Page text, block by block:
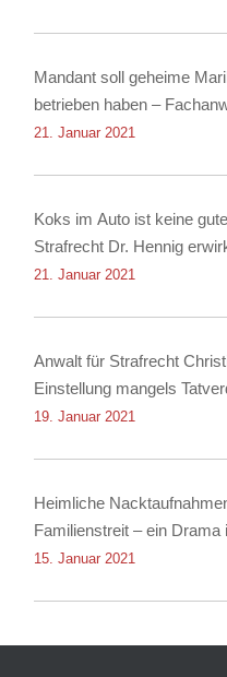
Mandant soll geheime
betrieben haben –
erwirkt Einstellung
21. Januar 2021
Koks im Auto ist keine gute Idee! –
Strafrecht Dr. Hennig
Besitzes von Kokain!
21. Januar 2021
Anwalt für Strafrecht
Einstellung mangels
Nachstellung
19. Januar 2021
Heimliche
Familienstreit – ein
Verfahrens dank
15. Januar 2021